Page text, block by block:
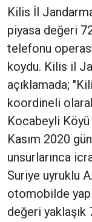
Kilis İl
piyasa değeri
telefonu
koydu. Kilis il
açıklamada;
koordineli
Kocabeyli Köyü
Kasım 2020
unsurlarınca
Suriye uyruklu
otomobilde
değeri